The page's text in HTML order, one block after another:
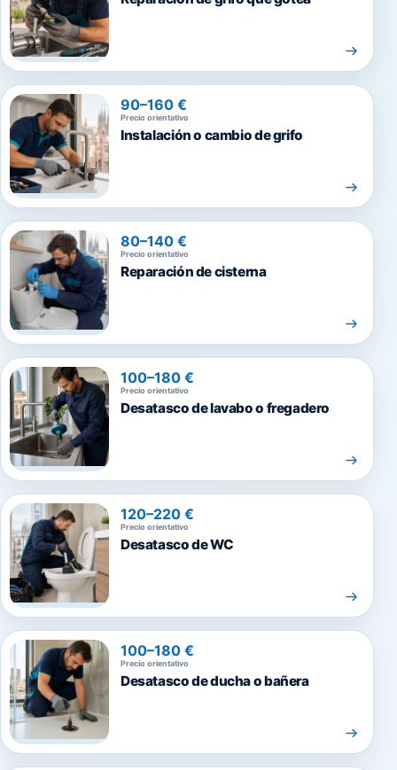
90–160 €
Precio orientativo
Instalación o cambio de grifo
80–140 €
Precio orientativo
Reparación de cisterna
100–180 €
Precio orientativo
Desatasco de lavabo o fregadero
120–220 €
Precio orientativo
Desatasco de WC
100–180 €
Precio orientativo
Desatasco de ducha o bañera